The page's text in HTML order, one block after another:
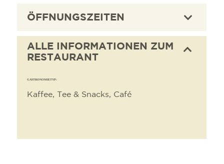
ÖFFNUNGSZEITEN
ALLE INFORMATIONEN ZUM
RESTAURANT
GASTRONOMIETYP:
Kaffee, Tee & Snacks, Café